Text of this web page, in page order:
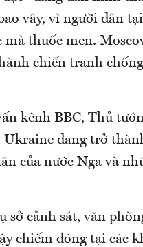
vây, vì người dân
thuốc men.
chiến tranh
kênh BBC, Thủ
Ukraine đang trở
của nước Nga và
sở cảnh sát, văn
chiếm đóng tại các